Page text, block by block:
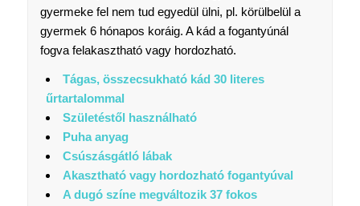
gyermeke fel nem tud egyedül ülni, pl. körülbelül a
gyermek 6 hónapos koráig. A kád a fogantyúnál
fogva felakasztható vagy hordozható.
Tágas, összecsukható kád 30 literes
űrtartalommal
Születéstől használható
Puha anyag
Csúszásgátló lábak
Akasztható vagy hordozható fogantyúval
A dugó színe megváltozik 37 fokos